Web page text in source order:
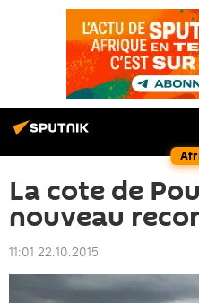
La cote de
nouveau
11:01 22.10.2015